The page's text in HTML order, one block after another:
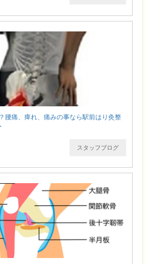
腰痛、痺れ、痛みの事なら駅前はり灸整
スタッフブログ